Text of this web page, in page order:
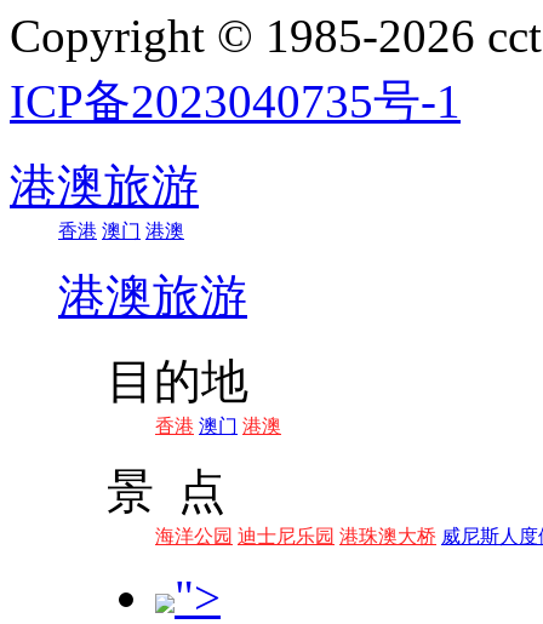
Copyright © 1985-2026
ICP备2023040735号-1
港澳旅游
香港 澳门 港澳
港澳旅游
目的地
香港 澳门 港澳
景 点
海洋公园 迪士尼乐园 港珠澳大桥 威尼斯人度
">